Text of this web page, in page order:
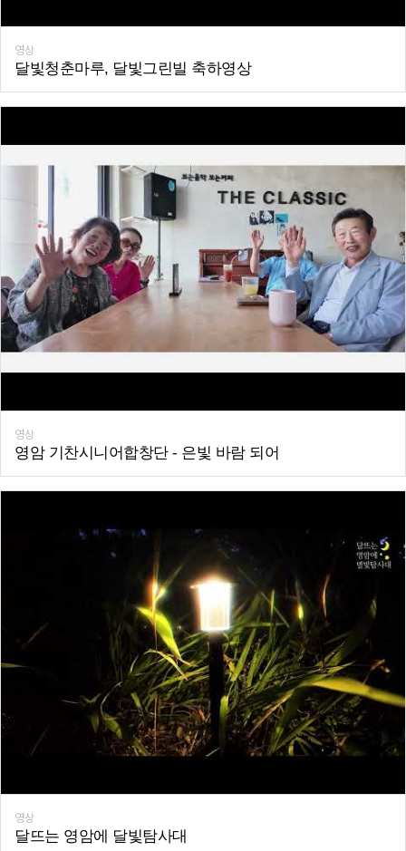
영상
달빛청춘마루, 달빛그린빌 축하영상
영상
영암 기찬시니어합창단 - 은빛 바람 되어
영상
달뜨는 영암에 달빛탐사대